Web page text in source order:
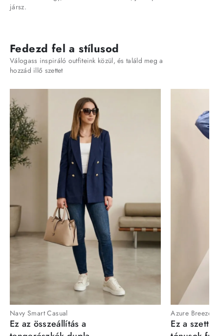
jársz.
Fedezd fel a stílusod
Válogass inspiráló outfiteink közül, és találd meg a
hozzád illő szettet
Navy Smart Casual
Ez az összeállítás a
Azure Breeze
Ez a szett